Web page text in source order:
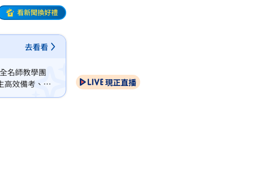
看新聞換好禮
去看看
名師教學團
高效備考、提
現正直播